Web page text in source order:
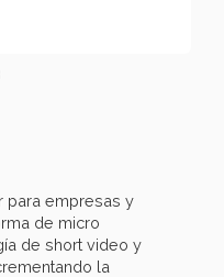
para empresas y
de micro
de short video y
la